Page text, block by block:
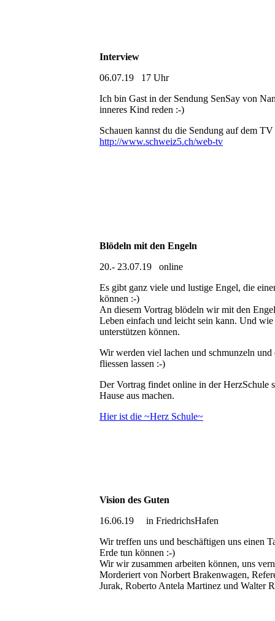
Interview
06.07.19 17 Uhr
Ich bin Gast in der Sendung SenSay von
inneres Kind reden :-)
Schauen kannst du die Sendung auf dem
http://www.schweiz5.ch/web-tv
Blödeln mit den Engeln
20.- 23.07.19 online
Es gibt ganz viele und lustige Engel, die
können :-)
An diesem Vortrag blödeln wir mit den
Leben einfach und leicht sein kann. Und
unterstützen können.
Wir werden viel lachen und schmunzeln
fliessen lassen :-)
Der Vortrag findet online in der HerzSchule
Hause aus machen.
Hier ist die ~Herz Schule~
Vision des Guten
16.06.19 in FriedrichsHafen
Wir treffen uns und beschäftigen uns einen
Erde tun können :-)
Wir wir zusammen arbeiten können, uns
Morderiert von Norbert Brakenwagen,
Jurak, Roberto Antela Martinez und Walter